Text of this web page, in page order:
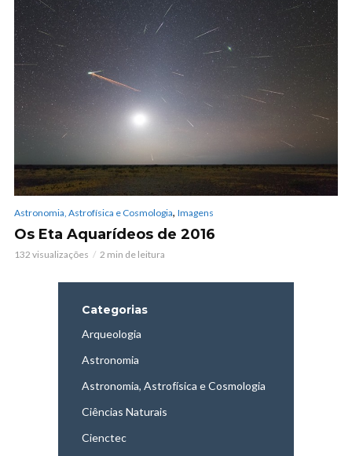
Astronomia, Astrofísica e Cosmologia, Imagens
Os Eta Aquarídeos de 2016
132 visualizações 2 min de leitura
Categorias
Arqueologia
Astronomia
Astronomia, Astrofísica e Cosmologia
Ciências Naturais
Cienctec